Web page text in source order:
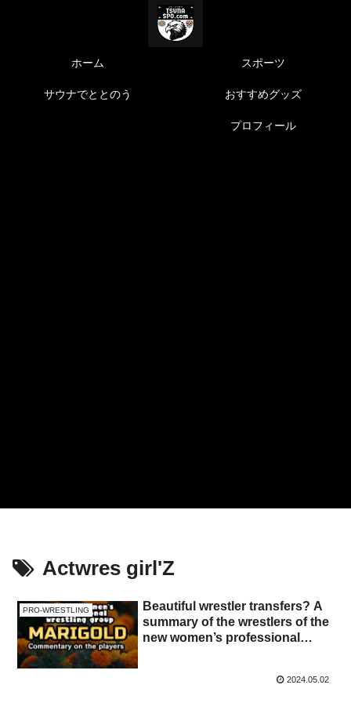
ホーム スポーツ
サウナでととのう おすすめグッズ
プロフィール
Actwres girl'Z
PRO-WRESTLING
Beautiful wrestler transfers? A
summary of the wrestlers of the
new women’s professional
the balance of power change?
2024.05.02